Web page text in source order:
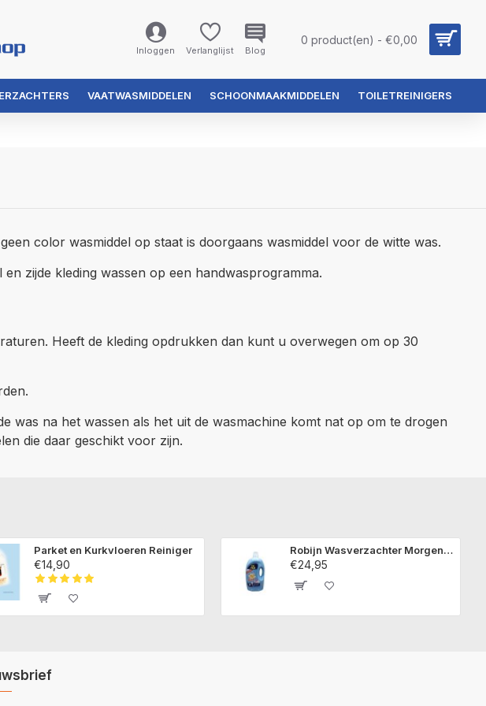
Inloggen Verlanglijst Blog
0 product(en) - €0,00
VAATWASMIDDELEN SCHOONMAAKMIDDELEN TOILETREINIGERS
color wasmiddel op staat is doorgaans wasmiddel voor de witte was.
zijde kleding wassen op een handwasprogramma.
Heeft de kleding opdrukken dan kunt u overwegen om op 30
was na het wassen als het uit de wasmachine komt nat op om te drogen
die daar geschikt voor zijn.
Parket en Kurkvloeren Reiniger
€14,90
Robijn Wasverzachter Morgenfris 5 Liter
€24,95